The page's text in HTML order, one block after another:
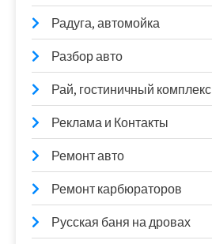
Радуга, автомойка
Разбор авто
Рай, гостиничный комплекс
Реклама и Контакты
Ремонт авто
Ремонт карбюраторов
Русская баня на дровах